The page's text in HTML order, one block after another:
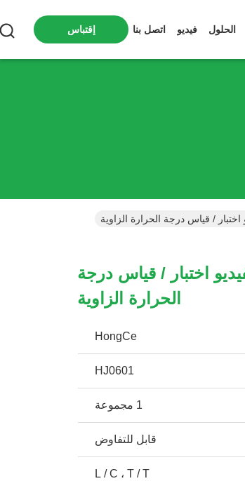
الحلول فيديو اتصل بنا إقتباس
/ قياس درجة الحرارة الزاوية
اختبار / قياس درجة
الحرارة الزاوية
HongCe
HJ0601
1 مجموعة
قابل للتفاوض
L / C ، T / T